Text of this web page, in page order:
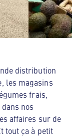
distribution
les magasins
frais,
nos
affaires sur de
tout ça à petit